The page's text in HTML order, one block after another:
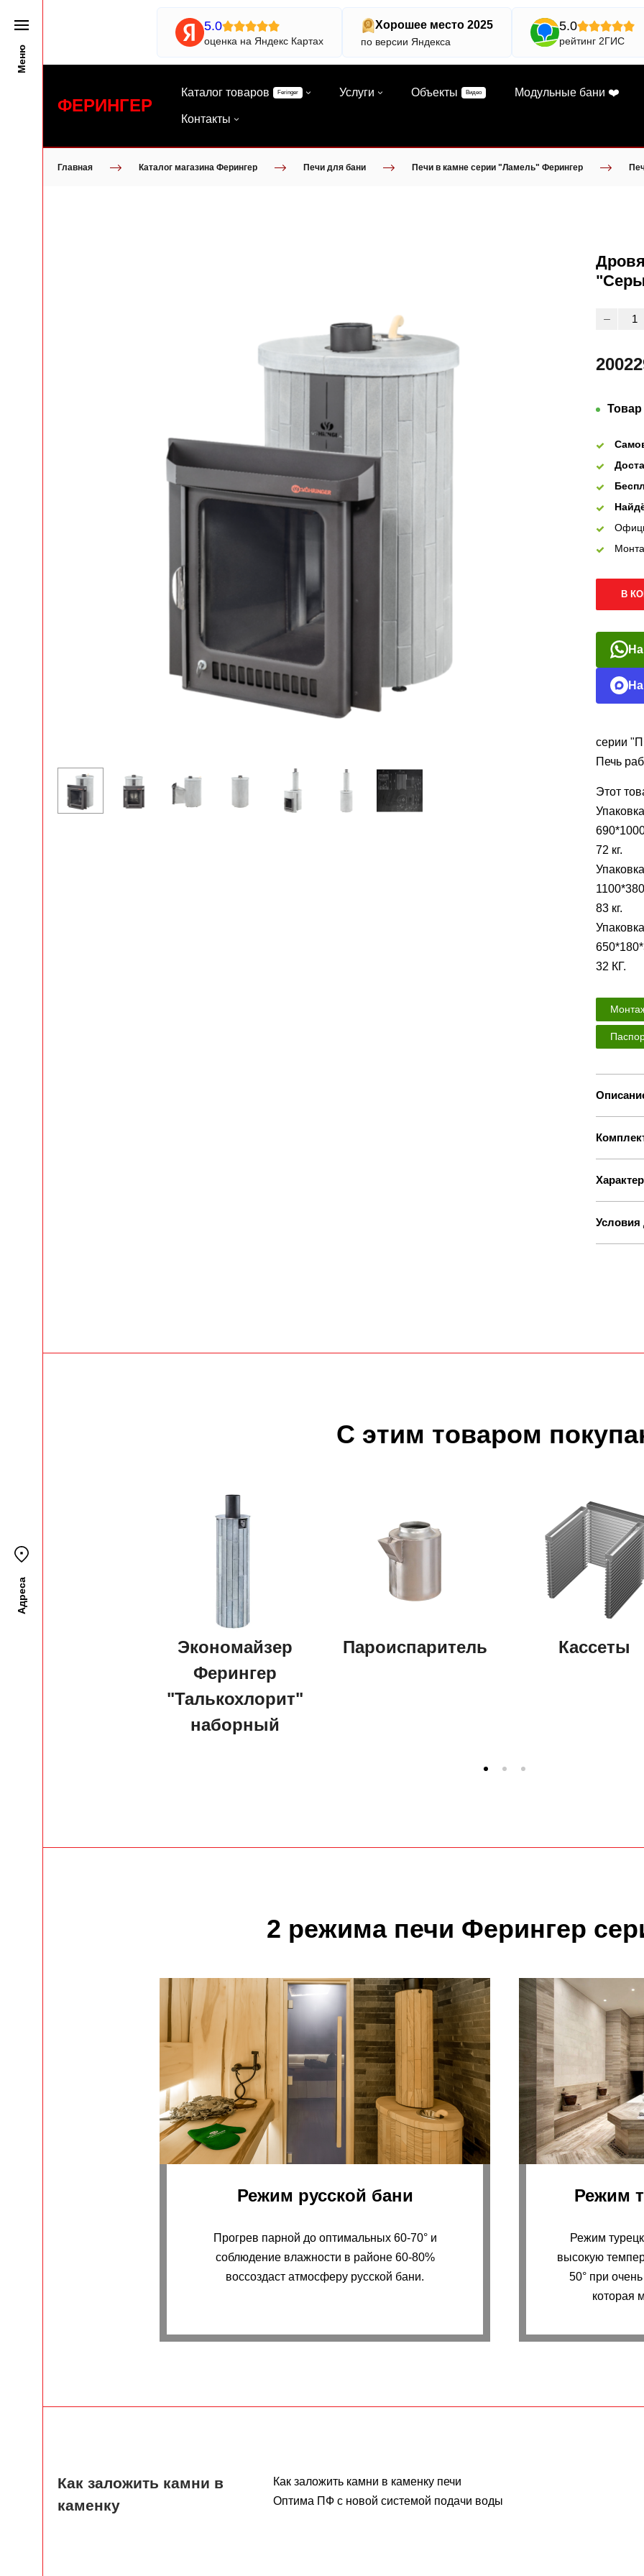
Меню
Адреса
5.0
оценка на Яндекс Картах
Хорошее место 2025
по версии Яндекса
5.0
рейтинг 2ГИС
ФЕРИНГЕР
Каталог товаров Feringer Услуги Объекты Видео Модульные бани ❤️
Контакты
Главная Каталог магазина Ферингер Печи для бани Печи в камне серии "Ламель" Ферингер
Товар
В
серии
Печь
Этот
72 кг.
83 кг.
32 КГ.
Условия
С этим товаром
Экономайзер
Ферингер
"Талькохлорит"
наборный
Пароиспаритель Кассеты
2 режима печи Ферингер
Режим русской бани
Прогрев парной до оптимальных 60-70° и
соблюдение влажности в районе 60-80%
воссоздаст атмосферу русской бани.
Режим
Режим
высокую
50° при
которая
Как заложить камни в
каменку
Как заложить камни в каменку печи
Оптима ПФ с новой системой подачи воды